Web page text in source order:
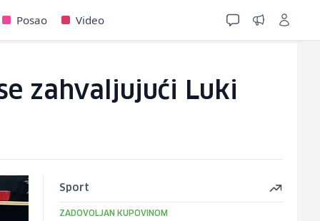
Posao Video
zahvaljujući Luki
Sport
ZADOVOLJAN KUPOVINOM